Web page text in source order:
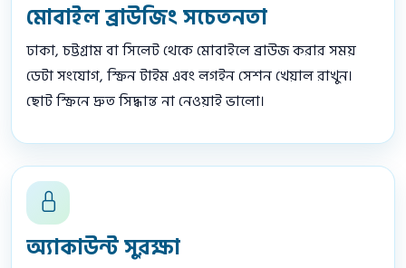
মোবাইল ব্রাউজিং সচেতনতা
ঢাকা, চট্টগ্রাম বা সিলেট থেকে মোবাইলে ব্রাউজ করার সময়
ডেটা সংযোগ, স্ক্রিন টাইম এবং লগইন সেশন খেয়াল রাখুন।
ছোট স্ক্রিনে দ্রুত সিদ্ধান্ত না নেওয়াই ভালো।
অ্যাকাউন্ট সুরক্ষা